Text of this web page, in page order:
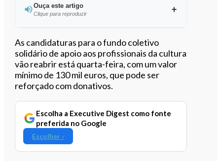
Ouça este artigo
Clique para reproduzir
Ouvir este artigo
As candidaturas para o fundo coletivo
solidário de apoio aos profissionais da cultura
vão reabrir está quarta-feira, com um valor
mínimo de 130 mil euros, que pode ser
reforçado com donativos.
Escolha a Executive Digest como fonte
preferida no Google
Escolher ›